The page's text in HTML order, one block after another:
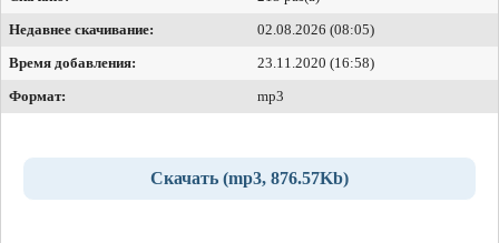
Недавнее скачивание:
02.08.2026 (08:05)
Время добавления:
23.11.2020 (16:58)
Формат:
mp3
Скачать (mp3, 876.57Kb)